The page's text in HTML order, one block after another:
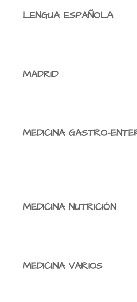
LENGUA ESPAÑOLA
MADRID
MEDICINA GASTRO-
MEDICINA NUTRICIÓN
MEDICINA VARIOS